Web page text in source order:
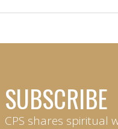
SUBSCRIBE
CPS shares spiritual